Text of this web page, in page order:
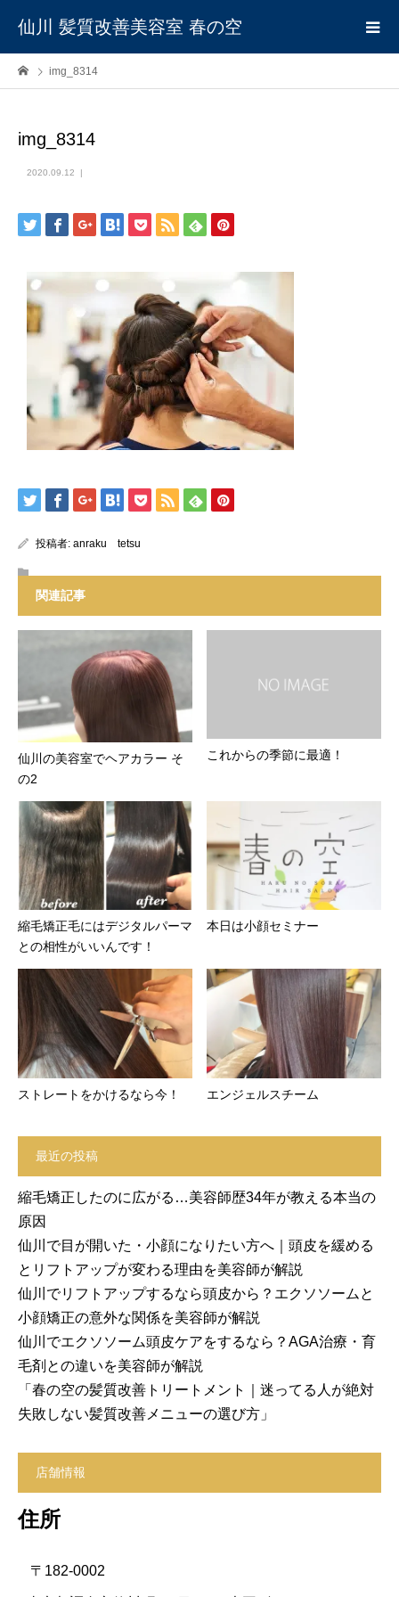
仙川 髪質改善美容室 春の空
img_8314
img_8314
2020.09.12
投稿者: anraku tetsu
関連記事
仙川の美容室でヘアカラー そ
の2
これからの季節に最適！
縮毛矯正毛にはデジタルパーマ
との相性がいいんです！
本日は小顔セミナー
ストレートをかけるなら今！ エンジェルスチーム
最近の投稿
縮毛矯正したのに広がる…美容師歴34年が教える本当の
原因
仙川で目が開いた・小顔になりたい方へ｜頭皮を緩める
とリフトアップが変わる理由を美容師が解説
仙川でリフトアップするなら頭皮から？エクソソームと
小顔矯正の意外な関係を美容師が解説
仙川でエクソソーム頭皮ケアをするなら？AGA治療・育
毛剤との違いを美容師が解説
「春の空の髪質改善トリートメント｜迷ってる人が絶対
失敗しない髪質改善メニューの選び方」
店舗情報
住所
〒182-0002